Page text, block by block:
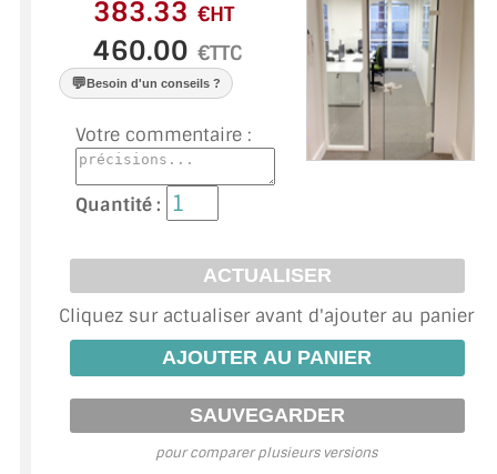
VERRE LAQUÉ/CRÉDENCE
VERRE FEUILLETÉ/TREMPÉ
GARDE CORPS EN VERRE
VERRIÈRE TYPE ATELIER
VERRES TEXTURÉS
PLEXIGLAS PMMA
€HT
€TTC
💬Besoin d'un conseils ?
Votre commentaire :
Quantité :
Cliquez sur actualiser avant d'ajouter au panier
pour comparer plusieurs versions